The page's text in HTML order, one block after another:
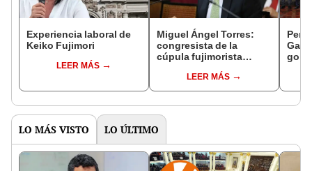
Experiencia laboral de
Keiko Fujimori
LEER MÁS
Miguel Ángel Torres:
congresista de la
cúpula fujimorista
del SenadoLEER MÁS
LO MÁS VISTO LO ÚLTIMO